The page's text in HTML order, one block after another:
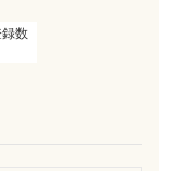
数